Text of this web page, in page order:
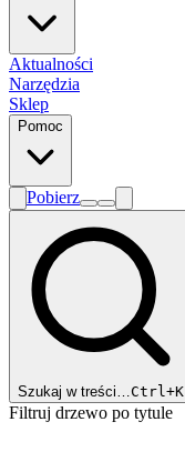
Aktualności
Narzędzia
Sklep
Pomoc
Pobierz
Szukaj w treści…Ctrl+K
Filtruj drzewo po tytule